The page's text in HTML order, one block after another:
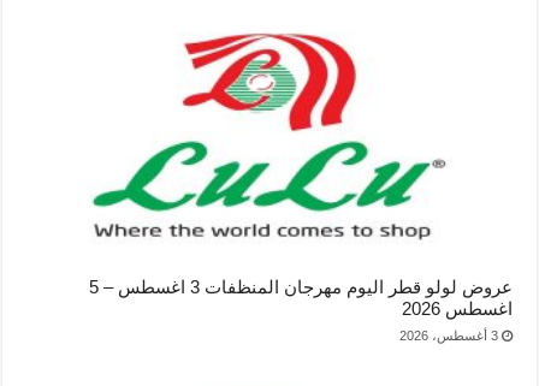
عروض لولو قطر اليوم مهرجان المنظفات 3 اغسطس – 5
اغسطس 2026
3 أغسطس، 2026